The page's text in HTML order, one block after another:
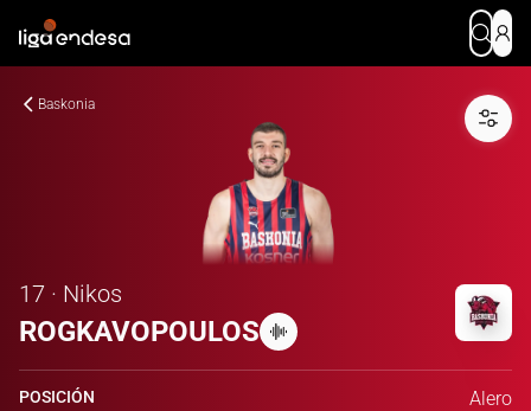
Baskonia
17 · Nikos
ROGKAVOPOULOS
POSICIÓN Alero